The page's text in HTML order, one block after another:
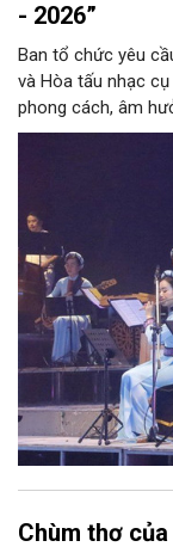
- 2026”
Ban tổ chức yêu
và Hòa tấu nhạc
phong cách, âm
phối khí mới trên
Nam, đồng thời
Chùm thơ